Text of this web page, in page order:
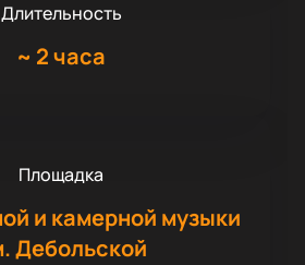
Длительность
~ 2 часа
Площадка
и камерной музыки
Дебольской